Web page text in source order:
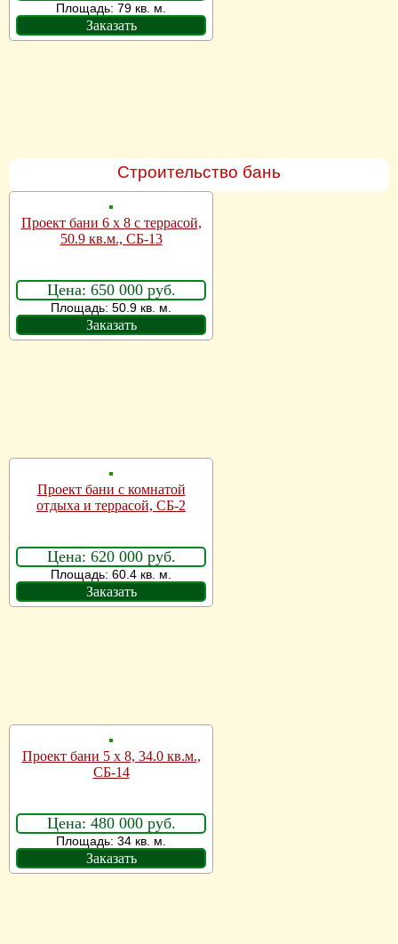
Площадь: 79 кв. м.
Заказать
Строительство бань
Проект бани 6 х 8 с террасой,
50.9 кв.м., СБ-13
Цена: 650 000 руб.
Площадь: 50.9 кв. м.
Заказать
Проект бани с комнатой
отдыха и террасой, СБ-2
Цена: 620 000 руб.
Площадь: 60.4 кв. м.
Заказать
Проект бани 5 х 8, 34.0 кв.м.,
СБ-14
Цена: 480 000 руб.
Площадь: 34 кв. м.
Заказать